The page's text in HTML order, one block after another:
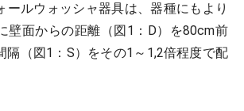
ールウォッシャ器具は、器種にもより
壁面からの距離（図1：D）を80cm前
隔（図1：S）をその1～1,2倍程度で配